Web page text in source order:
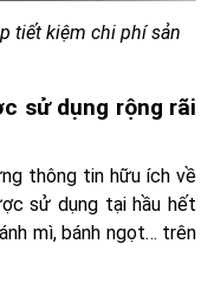
tiết kiệm chi phí sản
sử dụng rộng rãi
thông tin hữu ích về
sử dụng tại hầu hết
mì, bánh ngọt… trên